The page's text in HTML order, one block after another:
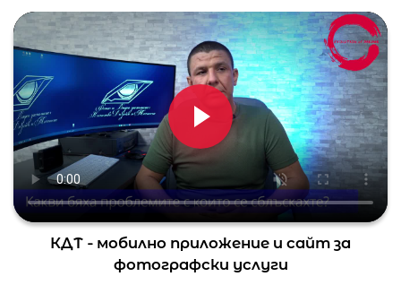
КДТ - мобилно приложение и сайт за
фотографски услуги